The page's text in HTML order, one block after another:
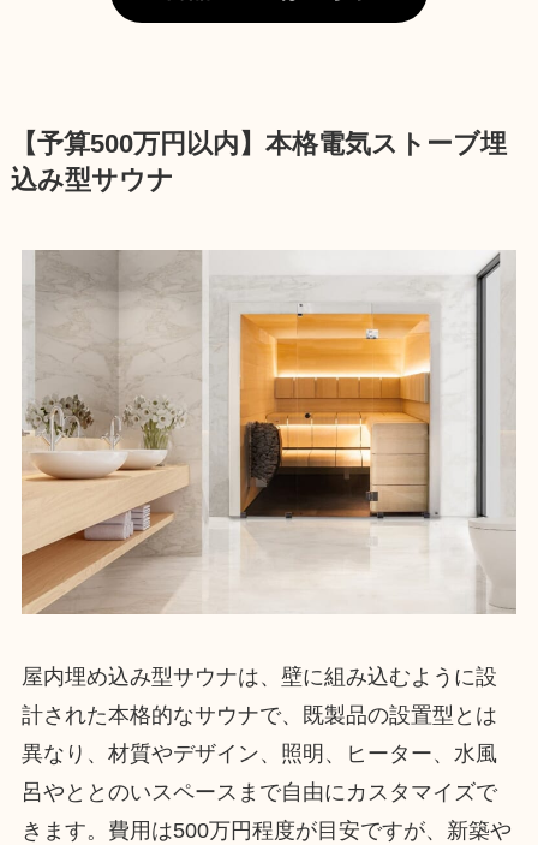
【予算500万円以内】本格電気ストーブ埋
込み型サウナ
屋内埋め込み型サウナは、壁に組み込むように設
計された本格的なサウナで、既製品の設置型とは
異なり、材質やデザイン、照明、ヒーター、水風
呂やととのいスペースまで自由にカスタマイズで
きます。費用は500万円程度が目安ですが、新築や